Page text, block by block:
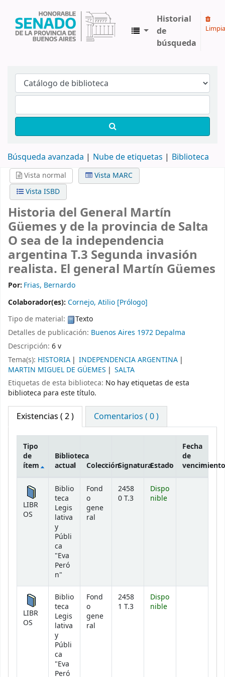
Historial
de
búsqueda
Búsqueda avanzada Nube de etiquetas Biblioteca
Vista normal
Vista MARC
Vista ISBD
Historia del General Martín
Güemes y de la provincia de Salta
O sea de la independencia
argentina T.3 Segunda invasión
realista. El general Martín Güemes
Por: Frias, Bernardo
Colaborador(es): Cornejo, Atilio [Prólogo]
Tipo de material:
Texto
Detalles de publicación: Buenos Aires 1972 Depalma
Descripción: 6 v
Tema(s): HISTORIA
INDEPENDENCIA ARGENTINA
MARTIN MIGUEL DE GÜEMES
SALTA
Etiquetas de esta biblioteca: No hay etiquetas de esta
biblioteca para este título.
Existencias ( 2 ) Comentarios ( 0 )
Existencias
Tipo
de
ítem
Biblioteca
actual
ColecciónSignaturaEstado
Fecha
de
vencimiento
LIBR
OS
Biblio
teca
Legis
lativa
y
Públi
ca
"Eva
Peró
n"
Fond
o
gene
ral
2458
0 T.3
Dispo
nible
LIBR
OS
Biblio
teca
Legis
lativa
y
Públi
ca
"Eva
Peró
Fond
o
gene
ral
2458
1 T.3
Dispo
nible